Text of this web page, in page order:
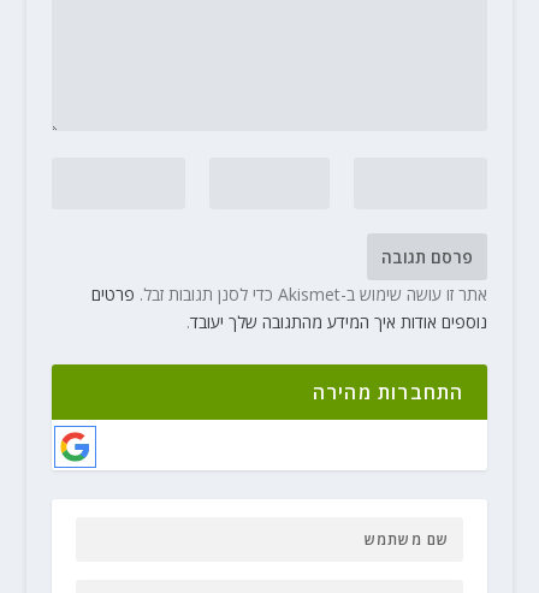
אתר זו עושה שימוש ב-Akismet כדי לסנן תגובות זבל.
פרטים
נוספים אודות איך המידע מהתגובה שלך יעובד.
התחברות מהירה